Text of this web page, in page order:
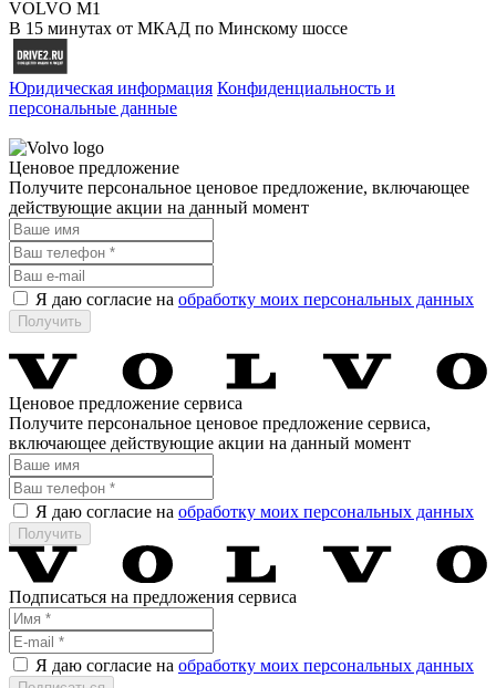
VOLVO M1
В 15 минутах от МКАД по Минскому шоссе
Юридическая информация Конфиденциальность и
персональные данные
Ценовое предложение
Получите персональное ценовое предложение, включающее
действующие акции на данный момент
Я даю согласие на обработку моих персональных данных
Ценовое предложение сервиса
Получите персональное ценовое предложение сервиса,
включающее действующие акции на данный момент
Я даю согласие на обработку моих персональных данных
Подписаться на предложения сервиса
Я даю согласие на обработку моих персональных данных